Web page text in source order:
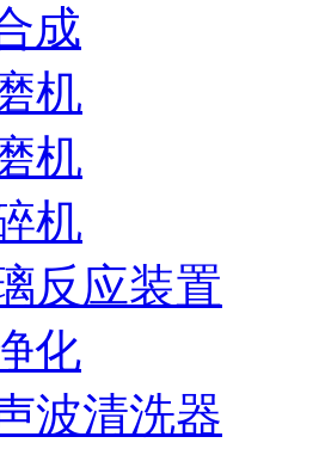
成
机
机
机
反应装置
化
波清洗器